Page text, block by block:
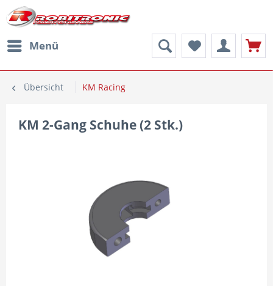
Menü
Übersicht KM Racing
KM 2-Gang Schuhe (2 Stk.)